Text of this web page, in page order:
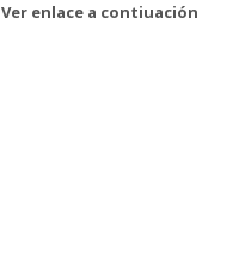
Ver enlace a contiuación